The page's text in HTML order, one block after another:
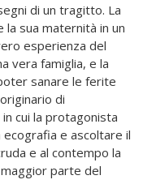
di un tragitto. La
sua maternità in un
esperienza del
vera famiglia, e la
sanare le ferite
di
cui la protagonista
e ascoltare il
e al contempo la
parte del